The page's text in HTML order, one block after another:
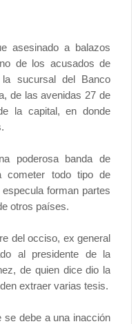
asesinado a balazos
de los acusados de
sucursal del Banco
de las avenidas 27 de
la capital, en donde
poderosa banda de
cometer todo tipo de
forman partes
otros países.
del occiso, ex general
al presidente de la
de quien dice dio la
extraer varias tesis.
se debe a una inacción